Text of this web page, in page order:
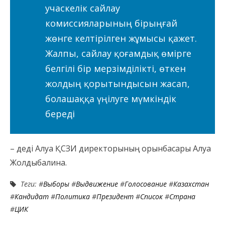
учаскелік сайлау
комиссияларының бірыңғай
жөнге келтірілген жұмысы қажет.
Жалпы, сайлау қоғамдық өмірге
белгілі бір мерзімділікті, өткен
жолдың қорытындысын жасап,
болашаққа үңілуге мүмкіндік
береді
– деді Алуа ҚСЗИ директорының орынбасары Алуа
Жолдыбалина.
Теги: #Выборы #Выдвижение #Голосование #Казахстан
#Кандидат #Политика #Президент #Список #Страна
#ЦИК